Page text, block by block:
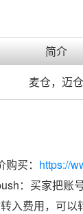
简介
麦仓，迈仓
买： https://
：买家把账
入费用，可以